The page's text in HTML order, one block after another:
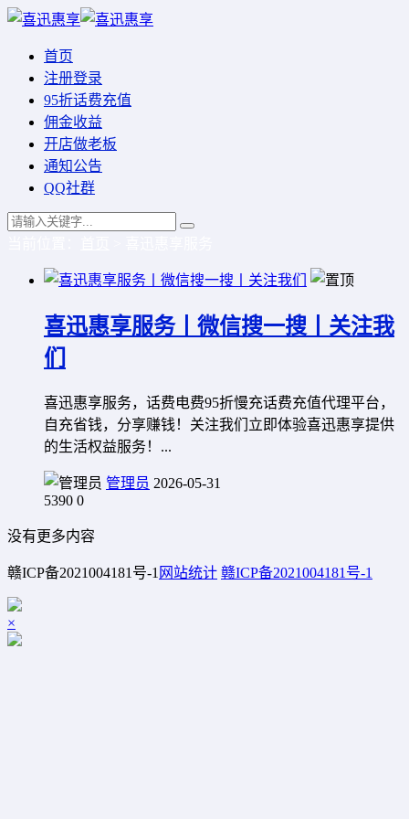
首页
注册登录
95折话费充值
佣金收益
开店做老板
通知公告
QQ社群
喜迅惠享服务丨微信搜一搜丨关注我
们
喜迅惠享服务，话费电费95折慢充话费充值代理平台，
自充省钱，分享赚钱！关注我们立即体验喜迅惠享提供
的生活权益服务！...
管理员 2026-05-31
5390 0
没有更多内容
赣ICP备2021004181号-1 网站统计 赣ICP备2021004181号-1
×